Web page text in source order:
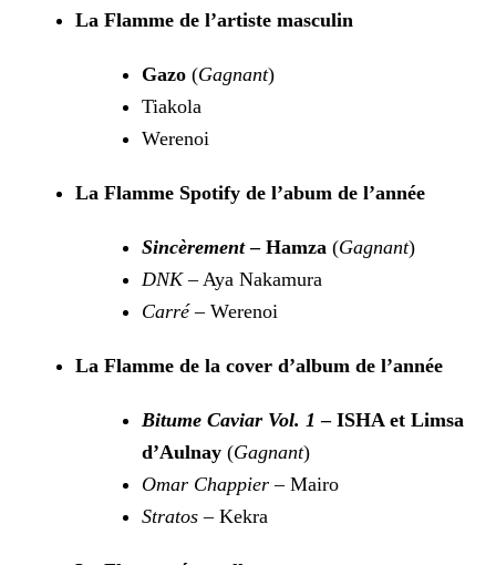
La Flamme de l’artiste masculin
Gazo (Gagnant)
Tiakola
Werenoi
La Flamme Spotify de l’abum de l’année
Sincèrement– Hamza (Gagnant)
DNK– Aya Nakamura
Carré– Werenoi
La Flamme de la cover d’album de l’année
Bitume Caviar Vol. 1 – ISHA et Limsa
d’Aulnay (Gagnant)
Omar Chappier – Mairo
Stratos – Kekra